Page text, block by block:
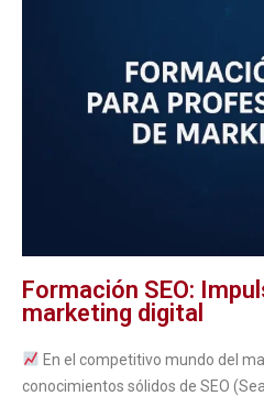
Formación SEO:
marketing digital
En el competitivo mundo del
conocimientos sólidos de SEO